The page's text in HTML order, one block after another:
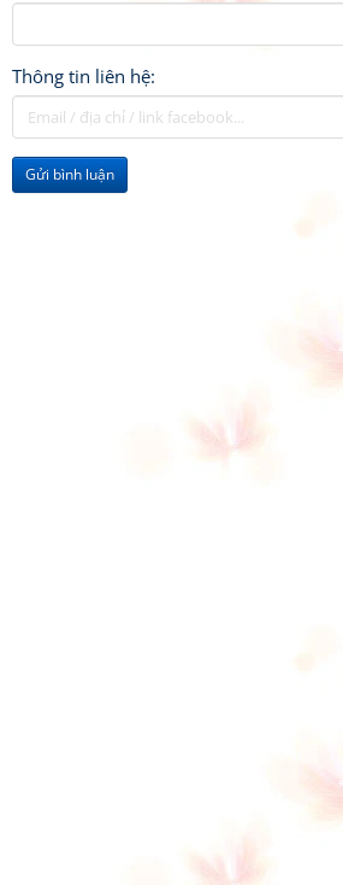
Thông tin liên hệ:
Gửi bình luận